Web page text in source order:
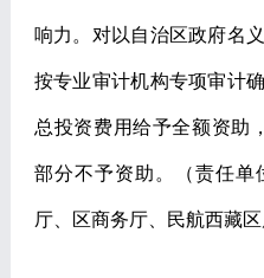
响力。对以自治区政府名
按专业审计机构专项审计
总投资费用给予全额资助
部分不予资助。 （责任
厅、区商务厅、民航西藏区